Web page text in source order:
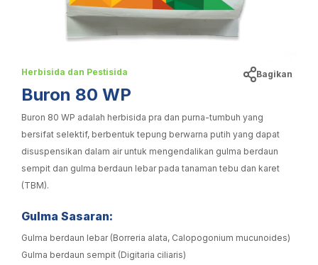
Herbisida dan Pestisida Bagikan
Buron 80 WP
Buron 80 WP adalah herbisida pra dan purna-tumbuh yang
bersifat selektif, berbentuk tepung berwarna putih yang dapat
disuspensikan dalam air untuk mengendalikan gulma berdaun
sempit dan gulma berdaun lebar pada tanaman tebu dan karet
(TBM).
Gulma Sasaran:
Gulma berdaun lebar (Borreria alata, Calopogonium mucunoides)
Gulma berdaun sempit (Digitaria ciliaris)